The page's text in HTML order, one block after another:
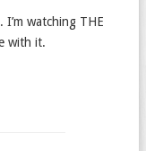
watching THE
with it.